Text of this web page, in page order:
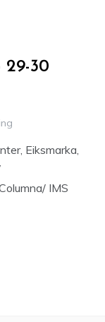
29-30
Eiksmarka,
IMS